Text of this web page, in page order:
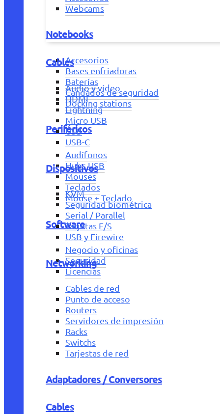
Webcams
Notebooks
Accesorios
Bases enfriadoras
Baterías
Candados de seguridad
Docking stations
Periféricos
Audífonos
Hubs USB
Mouses
Teclados
Mouse + Teclado
Software
Negocio y oficinas
Seguridad
Licencias
Cables
Audio y vídeo
HDMI
Lightning
Micro USB
USB
USB-C
Dispositivos
KVM
Seguridad biométrica
Serial / Parallel
Tarjetas E/S
USB y Firewire
Networking
Cables de red
Punto de acceso
Routers
Servidores de impresión
Racks
Switchs
Tarjestas de red
Adaptadores / Conversores
Cables